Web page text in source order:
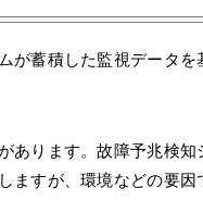
が蓄積した監視データを
あります。故障予兆検知
ますが、環境などの要